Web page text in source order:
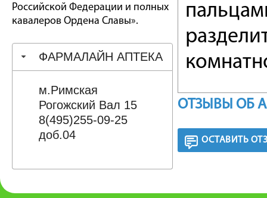
Российской Федерации и полных
кавалеров Ордена Славы».
ФАРМАЛАЙН АПТЕКА
м.Римская
Рогожский Вал 15
8(495)255-09-25
доб.04
ОТЗЫВЫ ОБ
ОСТАВИТЬ